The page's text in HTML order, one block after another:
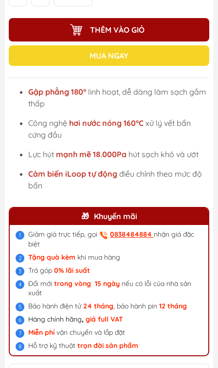
THÊM VÀO GIỎ
MUA NGAY
Gập phẳng 180° linh hoạt, dễ dàng làm sạch gầm
thấp
Công nghệ hơi nước nóng 160°C xử lý vết bẩn
cứng đầu
Lực hút mạnh mẽ 18.000Pa hút sạch khô và ướt
Cảm biến iLoop tự động điều chỉnh theo mức độ
bẩn
Khuyến mãi
Giảm giá trực tiếp, gọi 0838484884 nhận giá đặc
biệt
Tặng quà kèm khi mua hàng
Trả góp 0% lãi suất
Đổi mới trong vòng 15 ngày nếu có lỗi của nhà sản
xuất
Bảo hành điện tử24 tháng, bảo hành pin 12 tháng
Hàng chính hãng, giá full VAT
Miễn phívận chuyển và lắp đặt
Hỗ trợ kỹ thuật trọn đời sản phẩm